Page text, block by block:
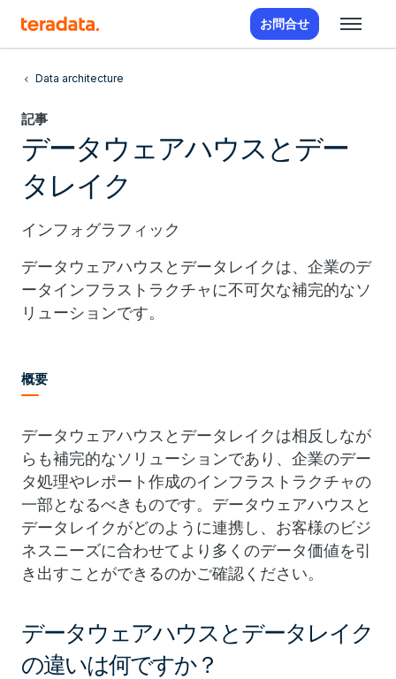
お問合せ
Data architecture
記事
データウェアハウスとデー
タレイク
インフォグラフィック
データウェアハウスとデータレイクは、企業のデ
ータインフラストラクチャに不可欠な補完的なソ
リューションです。
概要
データウェアハウスとデータレイクは相反しなが
らも補完的なソリューションであり、企業のデー
タ処理やレポート作成のインフラストラクチャの
一部となるべきものです。データウェアハウスと
データレイクがどのように連携し、お客様のビジ
ネスニーズに合わせてより多くのデータ価値を引
き出すことができるのかご確認ください。
データウェアハウスとデータレイク
の違いは何ですか？